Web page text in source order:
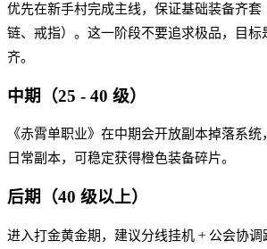
优先在新手村完成主线，保证基础装备齐套
链、戒指）。这一阶段不要追求极品，目标
齐。
中期（25 - 40 级）
《赤霄单职业》在中期会开放副本掉落系
日常副本，可稳定获得橙色装备碎片。
后期（40 级以上）
进入打金黄金期，建议分线挂机 + 公会协